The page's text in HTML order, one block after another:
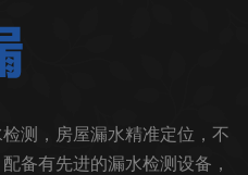
测，房屋漏水精准定位，不
备有先进的漏水检测设备，